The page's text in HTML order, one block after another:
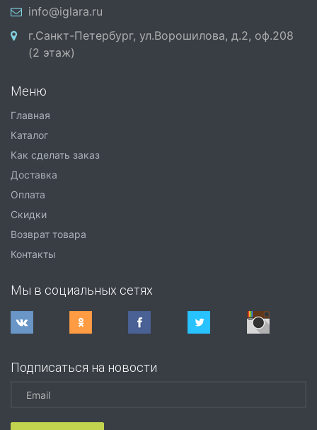
info@iglara.ru
г.Санкт-Петербург, ул.Ворошилова, д.2, оф.208
(2 этаж)
Меню
Главная
Каталог
Как сделать заказ
Доставка
Оплата
Скидки
Возврат товара
Контакты
Мы в социальных сетях
Подписаться на новости